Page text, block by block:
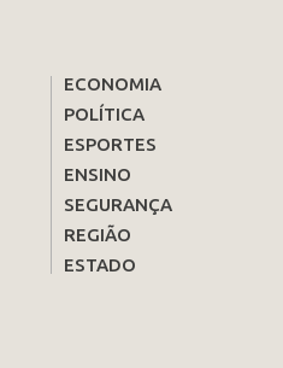
ECONOMIA
POLÍTICA
ESPORTES
ENSINO
SEGURANÇA
REGIÃO
ESTADO